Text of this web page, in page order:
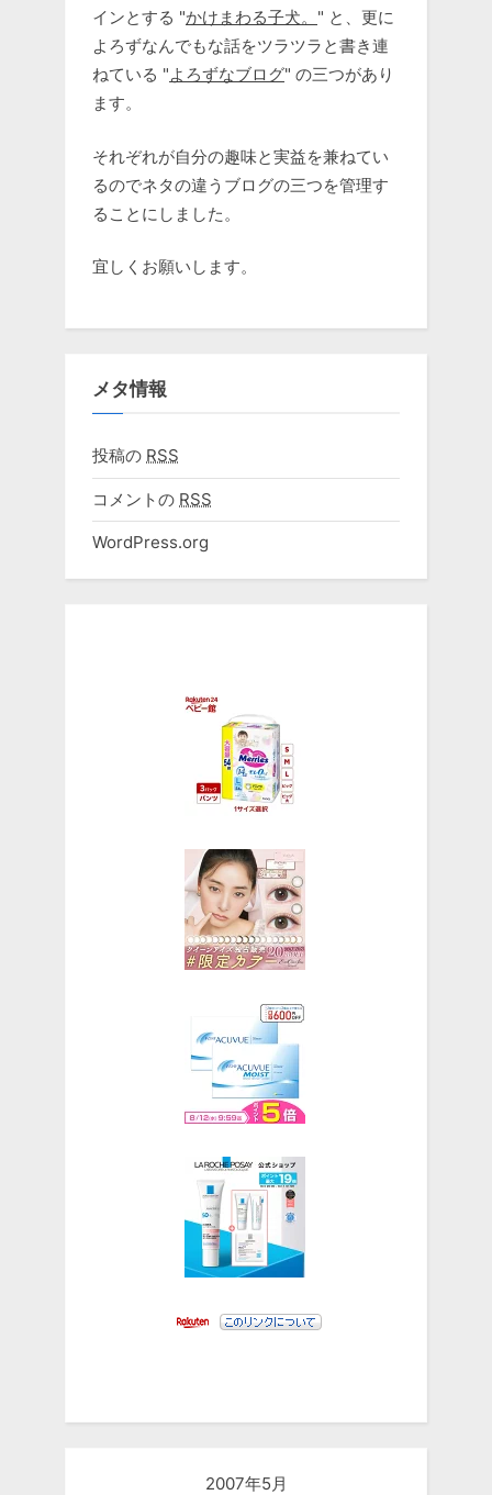
インとする "かけまわる子犬。 " と、更に
よろずなんでもな話をツラツラと書き連
ねている "よろずなブログ" の三つがあり
ます。
それぞれが自分の趣味と実益を兼ねてい
るのでネタの違うブログの三つを管理す
ることにしました。
宜しくお願いします。
メタ情報
投稿の RSS
コメントの RSS
WordPress.org
2007年5月